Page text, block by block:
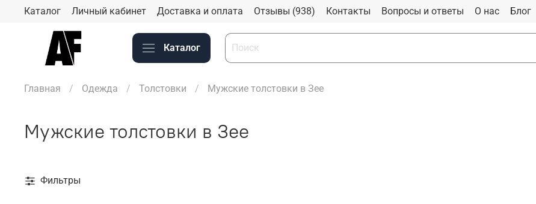
Каталог Личный кабинет Доставка и оплата Отзывы (938) Контакты Вопросы и ответы О нас Блог
Каталог
Главная Одежда Толстовки Мужские толстовки в Зее
Мужские толстовки в Зее
Фильтры